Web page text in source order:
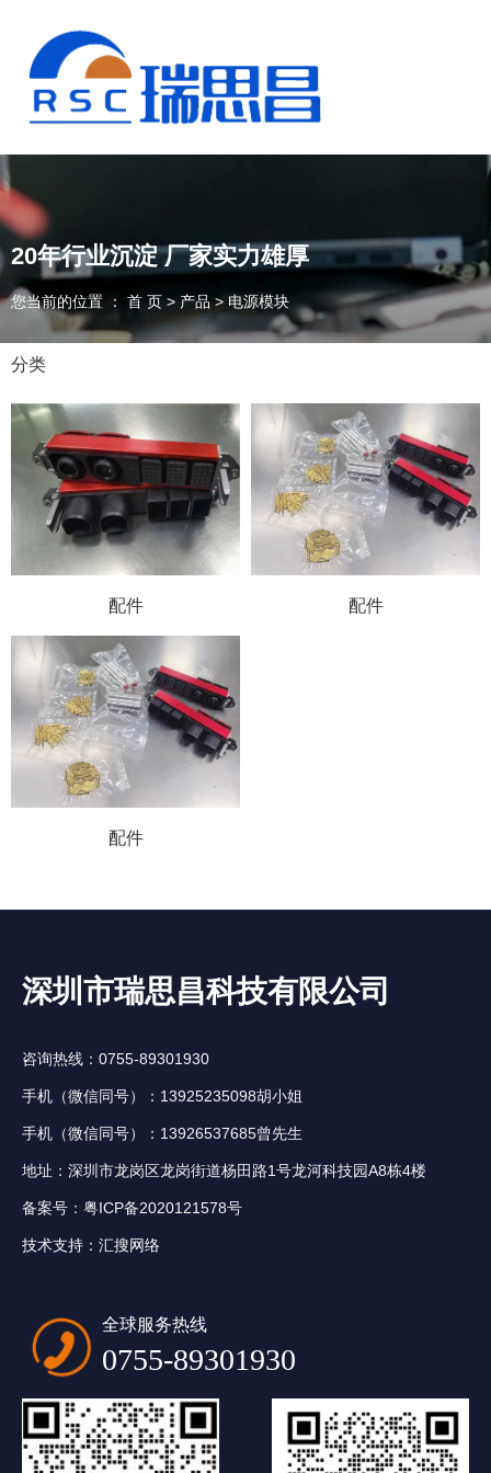
13925235098
20年行业沉淀 厂家实力雄厚
您当前的位置 ： 首 页 > 产品 > 电源模块
分类
配件 配件
配件
深圳市瑞思昌科技有限公司
咨询热线：0755-89301930
手机（微信同号）：13925235098胡小姐
手机（微信同号）：13926537685曾先生
地址：深圳市龙岗区龙岗街道杨田路1号龙河科技园A8栋4楼
备案号： 粤ICP备2020121578号
技术支持： 汇搜网络
全球服务热线
0755-89301930